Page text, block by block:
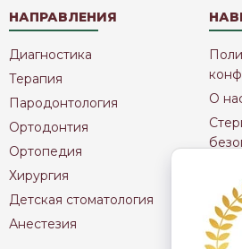
НАПРАВЛЕНИЯ
Диагностика
Терапия
Пародонтология
Ортодонтия
Ортопедия
Хирургия
Детская стоматология
Анестезия
О